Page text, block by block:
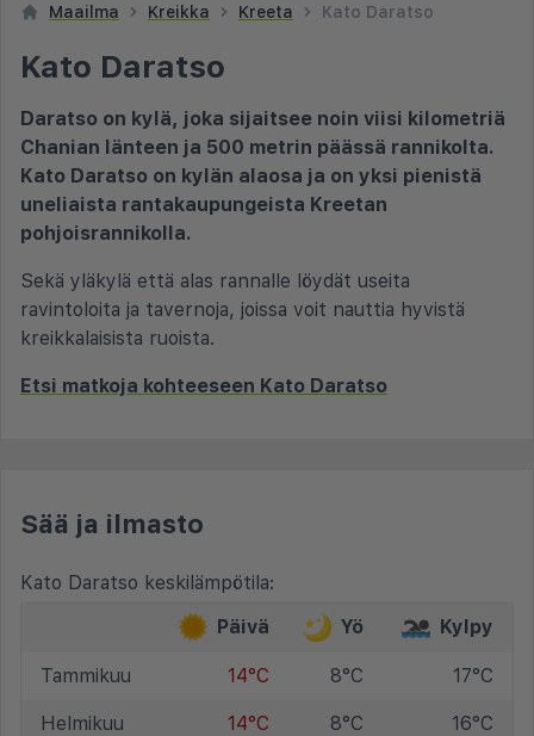
Maailma Kreikka Kreeta Kato Daratso
Kato Daratso
Daratso on kylä, joka sijaitsee noin viisi kilometriä
Chanian länteen ja 500 metrin päässä rannikolta.
Kato Daratso on kylän alaosa ja on yksi pienistä
uneliaista rantakaupungeista Kreetan
pohjoisrannikolla.
Sekä yläkylä että alas rannalle löydät useita
ravintoloita ja tavernoja, joissa voit nauttia hyvistä
kreikkalaisista ruoista.
Etsi matkoja kohteeseen Kato Daratso
Sää ja ilmasto
Kato Daratso keskilämpötila:
Päivä
Yö Kylpy
Tammikuu 14°C 8°C 17°C
Helmikuu 14°C 8°C 16°C